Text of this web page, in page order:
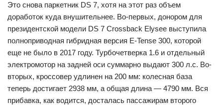
Это снова паркетник DS 7, хотя на этот раз объем
доработок куда внушительнее. Во-первых, донором для
президентской модели DS 7 Crossback Elysee выступила
полноприводная гибридная версия E-Tense 300, которой
еще не было в 2017 году. Турбочетверка 1.6 и отдельный
электромотор на задней оси суммарно выдают 300 л.с. Во-
вторых, кроссовер удлинен на 200 мм: колесная база
теперь достигает 2938 мм, а общая длина — 4790 мм. Вся
прибавка, как водится, досталась пассажирам второго